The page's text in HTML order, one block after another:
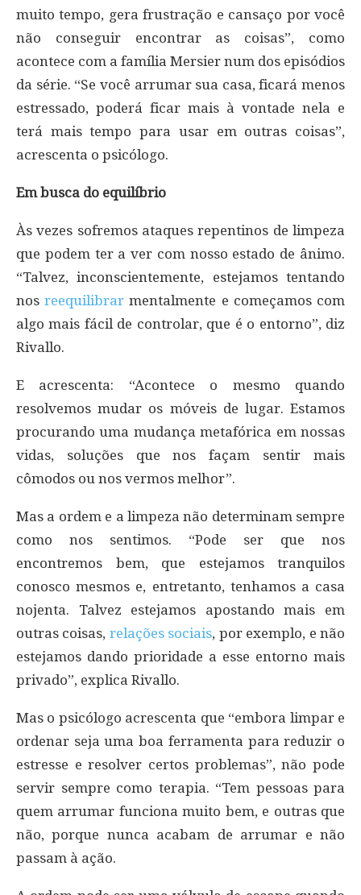
muito tempo, gera frustração e cansaço por você
não conseguir encontrar as coisas”, como
acontece com a família Mersier num dos episódios
da série. “Se você arrumar sua casa, ficará menos
estressado, poderá ficar mais à vontade nela e
terá mais tempo para usar em outras coisas”,
acrescenta o psicólogo.
Em busca do equilíbrio
Às vezes sofremos ataques repentinos de limpeza
que podem ter a ver com nosso estado de ânimo.
“Talvez, inconscientemente, estejamos tentando
nosreequilibrar mentalmente e começamos com
algo mais fácil de controlar, que é o entorno”, diz
Rivallo.
E acrescenta: “Acontece o mesmo quando
resolvemos mudar os móveis de lugar. Estamos
procurando uma mudança metafórica em nossas
vidas, soluções que nos façam sentir mais
cômodos ou nos vermos melhor”.
Mas a ordem e a limpeza não determinam sempre
como nos sentimos. “Pode ser que nos
encontremos bem, que estejamos tranquilos
conosco mesmos e, entretanto, tenhamos a casa
nojenta. Talvez estejamos apostando mais em
outras coisas, relações sociais, por exemplo, e não
estejamos dando prioridade a esse entorno mais
privado”, explica Rivallo.
Mas o psicólogo acrescenta que “embora limpar e
ordenar seja uma boa ferramenta para reduzir o
estresse e resolver certos problemas”, não pode
servir sempre como terapia. “Tem pessoas para
quem arrumar funciona muito bem, e outras que
não, porque nunca acabam de arrumar e não
passam à ação.